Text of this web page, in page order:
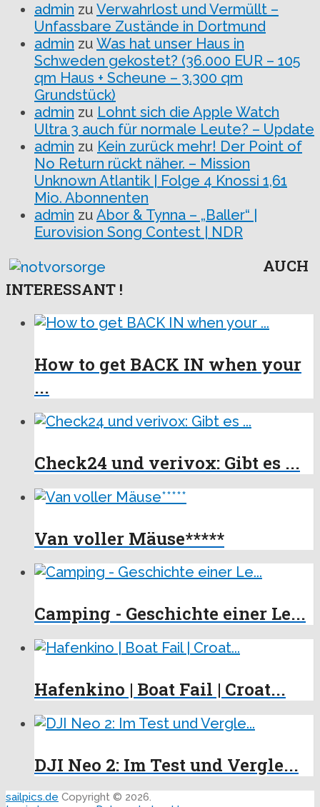
admin zu Verwahrlost und Vermüllt –
Unfassbare Zustände in Dortmund
admin zu Was hat unser Haus in
Schweden gekostet? (36.000 EUR – 105
qm Haus + Scheune – 3.300 qm
Grundstück)
admin zu Lohnt sich die Apple Watch
Ultra 3 auch für normale Leute? – Update
admin zu Kein zurück mehr! Der Point of
No Return rückt näher. – Mission
Unknown Atlantik | Folge 4 Knossi 1,61
Mio. Abonnenten
admin zu Abor & Tynna – „Baller“ |
Eurovision Song Contest | NDR
AUCH
INTERESSANT !
How to get BACK IN when your
...
Check24 und verivox: Gibt es ...
Van voller Mäuse*****
Camping - Geschichte einer Le...
Hafenkino | Boat Fail | Croat...
DJI Neo 2: Im Test und Vergle...
sailpics.de Copyright © 2026.